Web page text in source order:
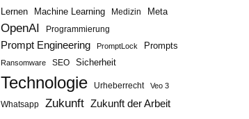
Lernen Machine Learning Medizin Meta
OpenAI Programmierung
Prompt Engineering PromptLock Prompts
Ransomware SEO Sicherheit
Technologie Urheberrecht Veo 3
Whatsapp Zukunft Zukunft der Arbeit